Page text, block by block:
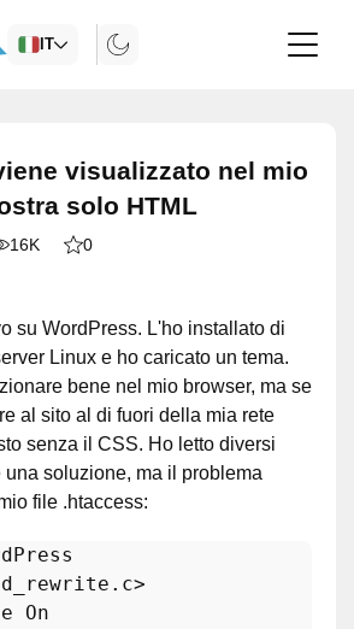
IT
visualizzato nel mio
solo HTML
16K 0
su WordPress. L'ho installato di
Linux e ho caricato un tema.
bene nel mio browser, ma se
al sito al di fuori della mia rete
senza il CSS. Ho letto diversi
una soluzione, ma il problema
file .htaccess:
On